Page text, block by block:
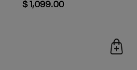
$ 1,099.00